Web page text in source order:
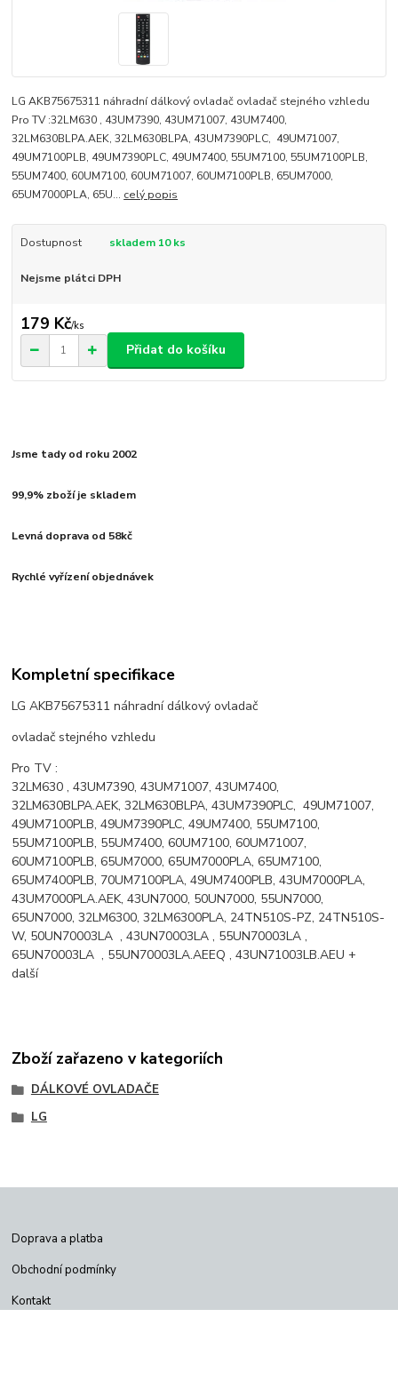
LG AKB75675311 náhradní dálkový ovladač ovladač stejného vzhledu
Pro TV :32LM630 , 43UM7390, 43UM71007, 43UM7400,
32LM630BLPA.AEK, 32LM630BLPA, 43UM7390PLC, 49UM71007,
49UM7100PLB, 49UM7390PLC, 49UM7400, 55UM7100, 55UM7100PLB,
55UM7400, 60UM7100, 60UM71007, 60UM7100PLB, 65UM7000,
65UM7000PLA, 65U... celý popis
Dostupnost skladem 10 ks
Nejsme plátci DPH
179 Kč/ks
Přidat do košíku
Jsme tady od roku 2002
99,9% zboží je skladem
Levná doprava od 58kč
Rychlé vyřízení objednávek
Kompletní specifikace
LG AKB75675311 náhradní dálkový ovladač
ovladač stejného vzhledu
Pro TV :
32LM630 , 43UM7390, 43UM71007, 43UM7400,
32LM630BLPA.AEK, 32LM630BLPA, 43UM7390PLC, 49UM71007,
49UM7100PLB, 49UM7390PLC, 49UM7400, 55UM7100,
55UM7100PLB, 55UM7400, 60UM7100, 60UM71007,
60UM7100PLB, 65UM7000, 65UM7000PLA, 65UM7100,
65UM7400PLB, 70UM7100PLA, 49UM7400PLB, 43UM7000PLA,
43UM7000PLA.AEK, 43UN7000, 50UN7000, 55UN7000,
65UN7000, 32LM6300, 32LM6300PLA, 24TN510S-PZ, 24TN510S-
W, 50UN70003LA , 43UN70003LA , 55UN70003LA ,
65UN70003LA , 55UN70003LA.AEEQ , 43UN71003LB.AEU +
další
Zboží zařazeno v kategoriích
DÁLKOVÉ OVLADAČE
LG
Doprava a platba
Obchodní podmínky
Kontakt